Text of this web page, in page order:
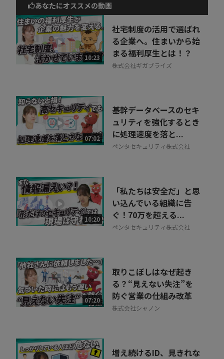
動画でご紹介しているサービスについて
お気軽にご相談・ご質問いただけます！
30秒でお申し込み可能
相談を希望する 無料
あなたにオススメの動画
10:23
社宅制度の活用で選ばれ
る企業へ。住まいから始
まる福利厚生とは！？
株式会社ギガプライズ
07:02
基幹データベースのセキ
ュリティを強化するとき
に処理速度を落と...
ペンタセキュリティ株式会社
10:20
「私たちは安全だ」と思
い込んでいる組織に告
ぐ！70万を超える...
ペンタセキュリティ株式会社
07:20
取りこぼしはなぜ起き
る？“見えない失注”を
防ぐ営業の仕組み改革
株式会社シャノン
増え続けるID、見きれな